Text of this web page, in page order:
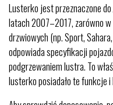
Lusterko jest przeznaczone do
latach 2007–2017, zarówno
drzwiowych (np. Sport,
odpowiada specyfikacji
podgrzewaniem lustra. To
lusterko posiadało te funkcje i